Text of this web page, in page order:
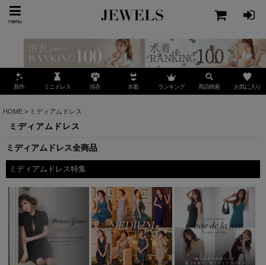
menu
新作 ミニドレス 浴衣 水着 ランキング 商品検索 お気に入り
HOME > ミディアムドレス
ミディアムドレス
ミディアムドレス全商品
ミディアムドレス特集